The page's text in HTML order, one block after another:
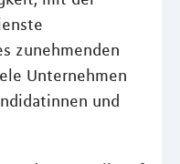
zunehmenden
Unternehmen
und